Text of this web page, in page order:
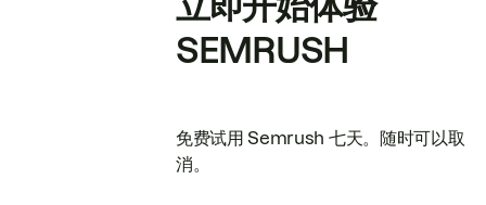
SEMRUSH
免费试用 Semrush 七天。随时可以取
消。